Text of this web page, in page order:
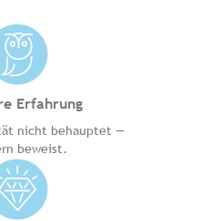
Erfahrung
nicht behauptet —
beweist.